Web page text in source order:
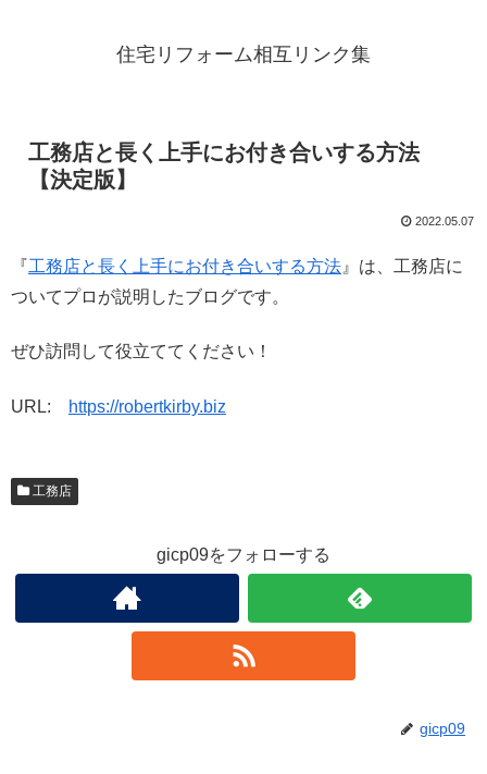
住宅リフォーム相互リンク集
工務店と長く上手にお付き合いする方法
【決定版】
2022.05.07
『工務店と長く上手にお付き合いする方法 』は、工務店に
ついてプロが説明したブログです。
ぜひ訪問して役立ててください！
URL: https://robertkirby.biz
工務店
gicp09をフォローする
gicp09